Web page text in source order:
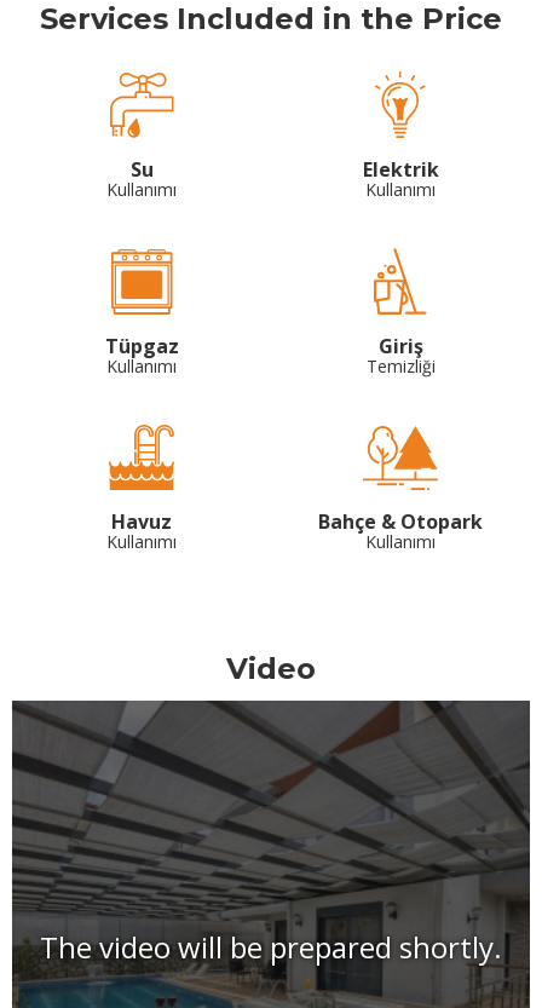
Services Included in the Price
Su
Kullanımı
Elektrik
Kullanımı
Tüpgaz
Kullanımı
Giriş
Temizliği
Havuz
Kullanımı
Bahçe & Otopark
Kullanımı
Video
The video will be prepared shortly.